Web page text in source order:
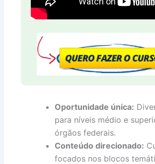
Oportunidade única:
para níveis médio e
órgãos federais.
Conteúdo direcionado:
focados nos blocos